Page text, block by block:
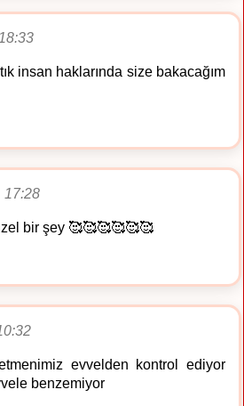
insan haklarında size bakacağım
17:28
bir şey 🥰🥰🥰🥰🥰🥰
evvelden kontrol ediyor
benzemiyor